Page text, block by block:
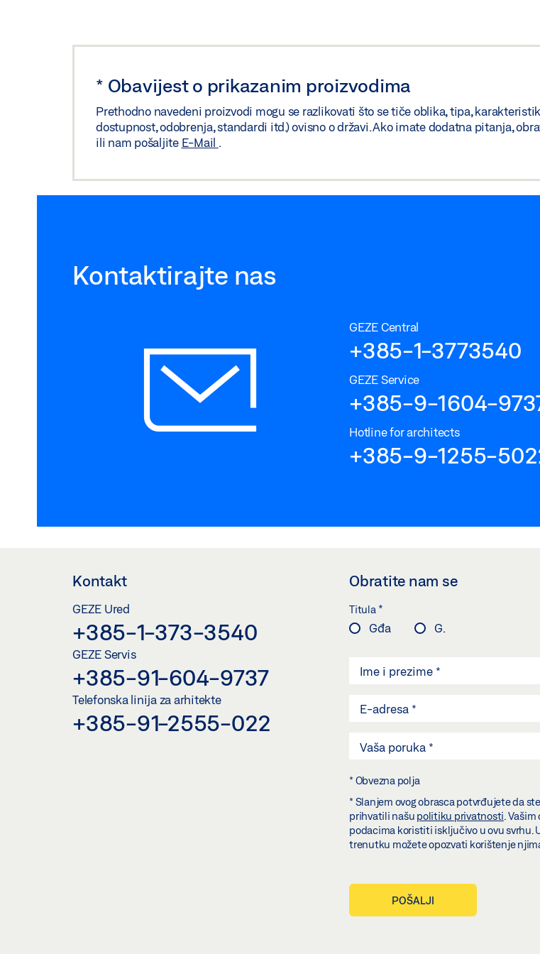
* Obavijest o prikazanim proizvodima
Prethodno navedeni proizvodi mogu se razlikovati što se tiče oblika, tipa,
dostupnost, odobrenja, standardi itd.) ovisno o državi. Ako imate dodatna pitanja,
ili nam pošaljite E-Mail
Kontaktirajte nas
GEZE Central
+385-1-3773540
GEZE Service
+385-9-1604-
Hotline for architects
+385-9-1255-
Kontakt
GEZE Ured
+385-1-373-3540
GEZE Servis
+385-91-604-9737
Telefonska linija za arhitekte
+385-91-2555-022
Obratite nam se
Titula *
Gđa
G.
* Obvezna polja
* Slanjem ovog obrasca potvrđujete da
prihvatili našu politiku privatnosti .
podacima koristiti isključivo u ovu svrhu.
trenutku možete opozvati korištenje
POŠALJI